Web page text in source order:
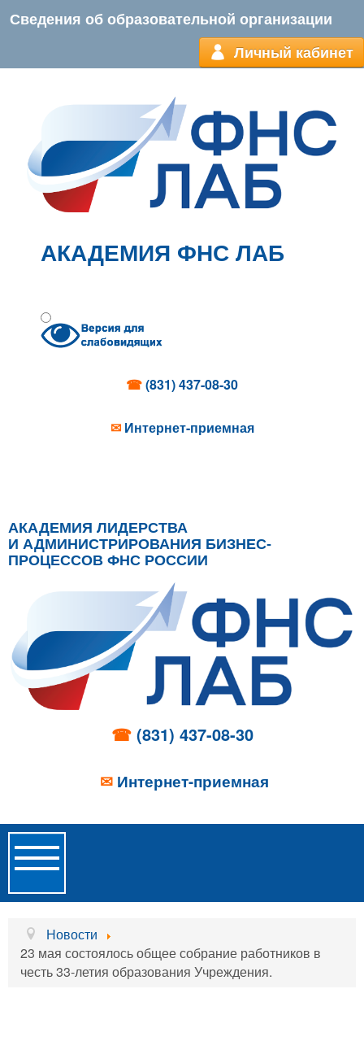
Сведения об образовательной организации
Личный кабинет
АКАДЕМИЯ ФНС ЛАБ
☎(831) 437-08-30
✉ Интернет-приемная
АКАДЕМИЯ ЛИДЕРСТВА
И АДМИНИСТРИРОВАНИЯ БИЗНЕС-
ПРОЦЕССОВ ФНС РОССИИ
☎ (831) 437-08-30
✉ Интернет-приемная
Toggle
Navigation
Главная
Об учреждении
Новости
23 мая состоялось общее собрание работников в
честь 33-летия образования Учреждения.